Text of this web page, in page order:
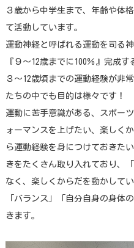
３歳から中学生まで、年齢や体
て活動しています。
運動神経と呼ばれる運動を司る
『９〜12歳までに100％』完成す
３〜12歳頃までの運動経験が非
たちの中でも目的は様々です！
運動に苦手意識がある、スポー
ォーマンスを上げたい、楽しく
ら運動経験を身につけておきた
きをたくさん取り入れており、
なく、楽しくからだを動かして
「バランス」「自分自身の身体
きます。